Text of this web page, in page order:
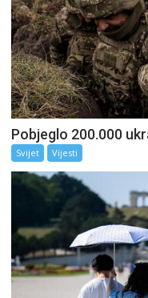
Pobjeglo 200.000
Svijet Vijesti